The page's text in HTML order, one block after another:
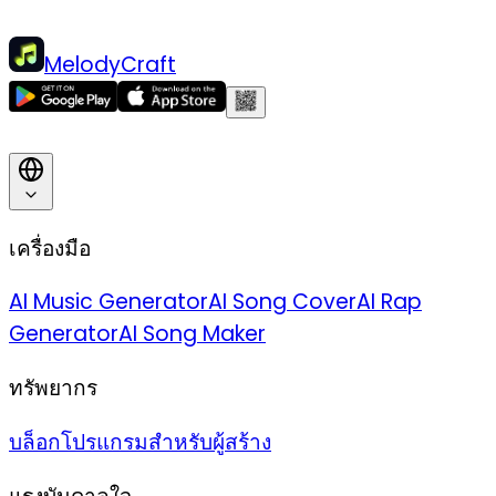
MelodyCraft
เครื่องมือ
AI Music GeneratorAI Song CoverAI Rap
GeneratorAI Song Maker
ทรัพยากร
บล็อกโปรแกรมสำหรับผู้สร้าง